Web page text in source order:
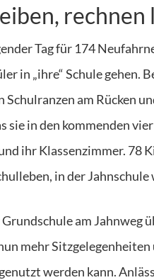
rechnen
Tag für 174
in „ihre“ Schule gehen.
Schulranzen am Rücken
sie in den kommenden
ihr Klassenzimmer. 78
in der
am Jahnweg
mehr
werden kann.